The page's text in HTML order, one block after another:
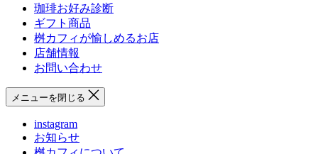
珈琲お好み診断
ギフト商品
桝カフィが愉しめるお店
店舗情報
お問い合わせ
メニューを閉じる
instagram
お知らせ